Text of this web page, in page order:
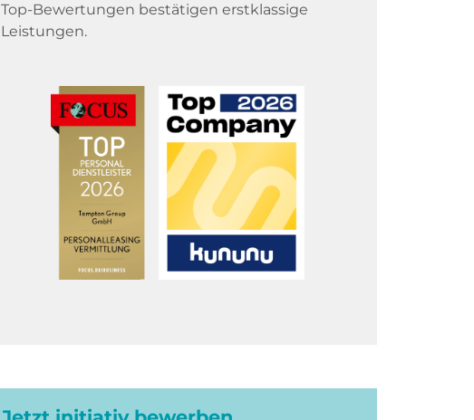
Top-Bewertungen bestätigen erstklassige
Leistungen.